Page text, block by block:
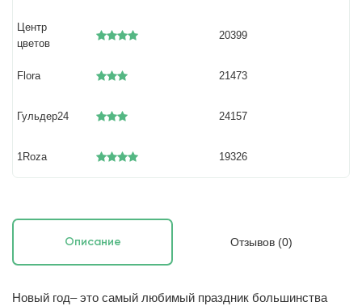
Центр
цветов
20399
Flora 21473
Гульдер24 24157
1Roza 19326
Описание Отзывов (0)
Новый год– это самый любимый праздник большинства